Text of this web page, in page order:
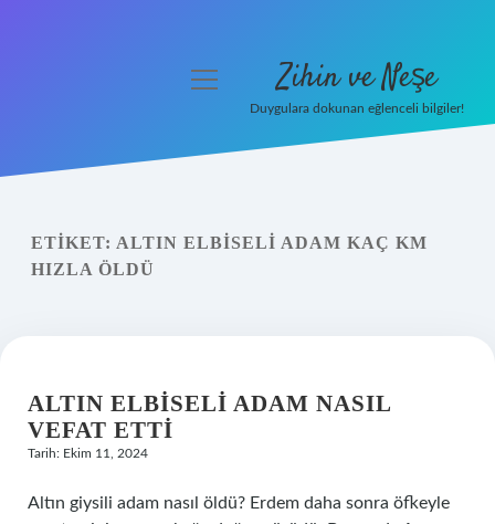
Yasal Uyarı
menüyü
Zihin ve Neşe
Duygulara dokunan eğlenceli bilgiler!
ETIKET: ALTIN ELBISELI ADAM KAÇ KM
HIZLA ÖLDÜ
ALTIN ELBISELI ADAM NASIL
VEFAT ETTI
Tarih: Ekim 11, 2024
Altın giysili adam nasıl öldü? Erdem daha sonra öfkeyle